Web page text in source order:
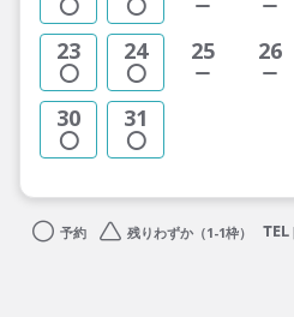
23 24 25 26
30 31
予約 残りわずか（1-1枠）